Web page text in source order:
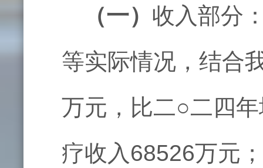
（一） 收入部分
等实际情况，结合
万元，比二○二四
疗收入68526万元